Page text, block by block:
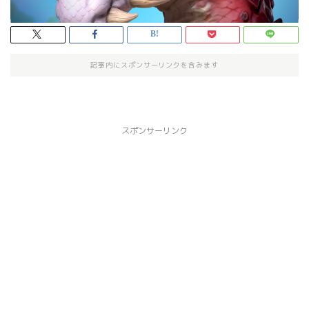
記事内にスポンサーリンクを含みます
スポンサーリンク